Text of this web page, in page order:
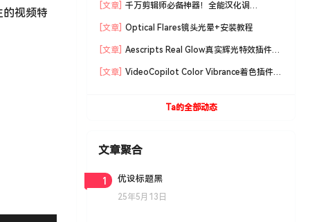
视频特
[文章]
千万剪辑师必备神器！全能汉化调
[文章]
Optical Flares镜头光晕+安装教程
[文章]
Aescripts Real Glow真实辉光特效插件
[文章]
VideoCopilot Color Vibrance着色插件
Ta的全部动态
文章聚合
1 优设标题黑
25年5月13日